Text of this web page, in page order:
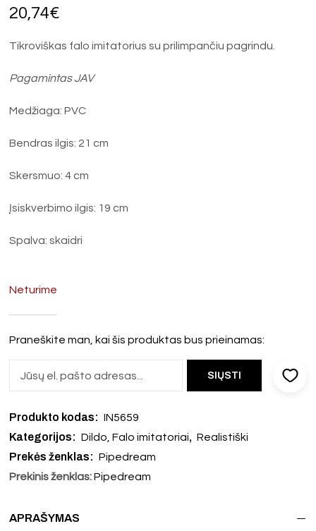
20,74€
Tikroviškas falo imitatorius su prilimpančiu pagrindu.
Pagamintas JAV
Medžiaga: PVC
Bendras ilgis: 21 cm
Skersmuo: 4 cm
Įsiskverbimo ilgis: 19 cm
Spalva: skaidri
Neturime
Praneškite man, kai šis produktas bus prieinamas:
Produkto kodas: IN5659
Kategorijos: Dildo, Falo imitatoriai, Realistiški
Prekės ženklas: Pipedream
Prekinis ženklas: Pipedream
APRAŠYMAS